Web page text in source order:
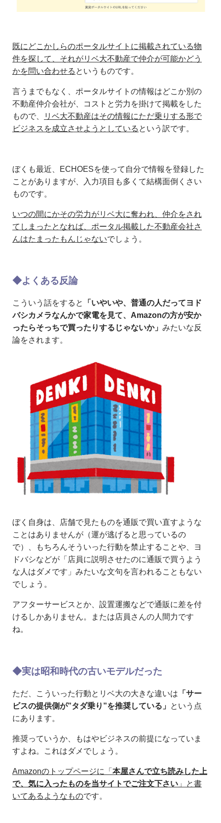
既にどこかしらのポータルサイトに掲載されている物
件を探して、それがリベ大不動産で仲介が可能かどう
かを問い合わせる というものです。
言うまでもなく、ポータルサイトの情報はどこか別の
不動産仲介会社が、コストと労力を掛けて掲載をした
もので、
リベ大不動産はその情報にただ乗りする形で
ビジネスを成立させようとしている という訳です。
ぼくも最近、ECHOESを使って自分で情報を登録した
ことがありますが、入力項目も多くて結構面倒くさい
ものです。
いつの間にかその労力がリベ大に奪われ、仲介をされ
てしまったとなれば、ポータル掲載した不動産会社さ
んはたまったもんじゃないでしょう。
◆よくある反論
こういう話をすると
「いやいや、普通の人だってヨド
バシカメラなんかで家電を見て、Amazonの方が安か
ったらそっちで買ったりするじゃないか」 みたいな反
論をされます。
ぼく自身は、店舗で見たものを通販で買い直すような
ことはありませんが（運が逃げると思っているの
で）、もちろんそういった行動を禁止することや、ヨ
ドバシなどが「店員に説明させたのに通販で買うよう
な人はダメです」みたいな文句を言われることもない
でしょう。
アフターサービスとか、設置運搬などで通販に差を付
けるしかありません。または店員さんの人間力です
ね。
◆実は昭和時代の古いモデルだった
ただ、こういった行動とリベ大の大きな違いは 「サー
ビスの提供側が”タダ乗り”を推奨している」 という点
にあります。
推奨っていうか、もはやビジネスの前提になっていま
すよね。これはダメでしょう。
Amazonのトップページに「 本屋さんで立ち読みした上
で、気に入ったものを当サイトでご注文下さい 」と書
いてあるようなものです。